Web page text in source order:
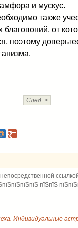
и мускус.
также
благовоний, от
поэтому
След. >
пїЅпїЅ